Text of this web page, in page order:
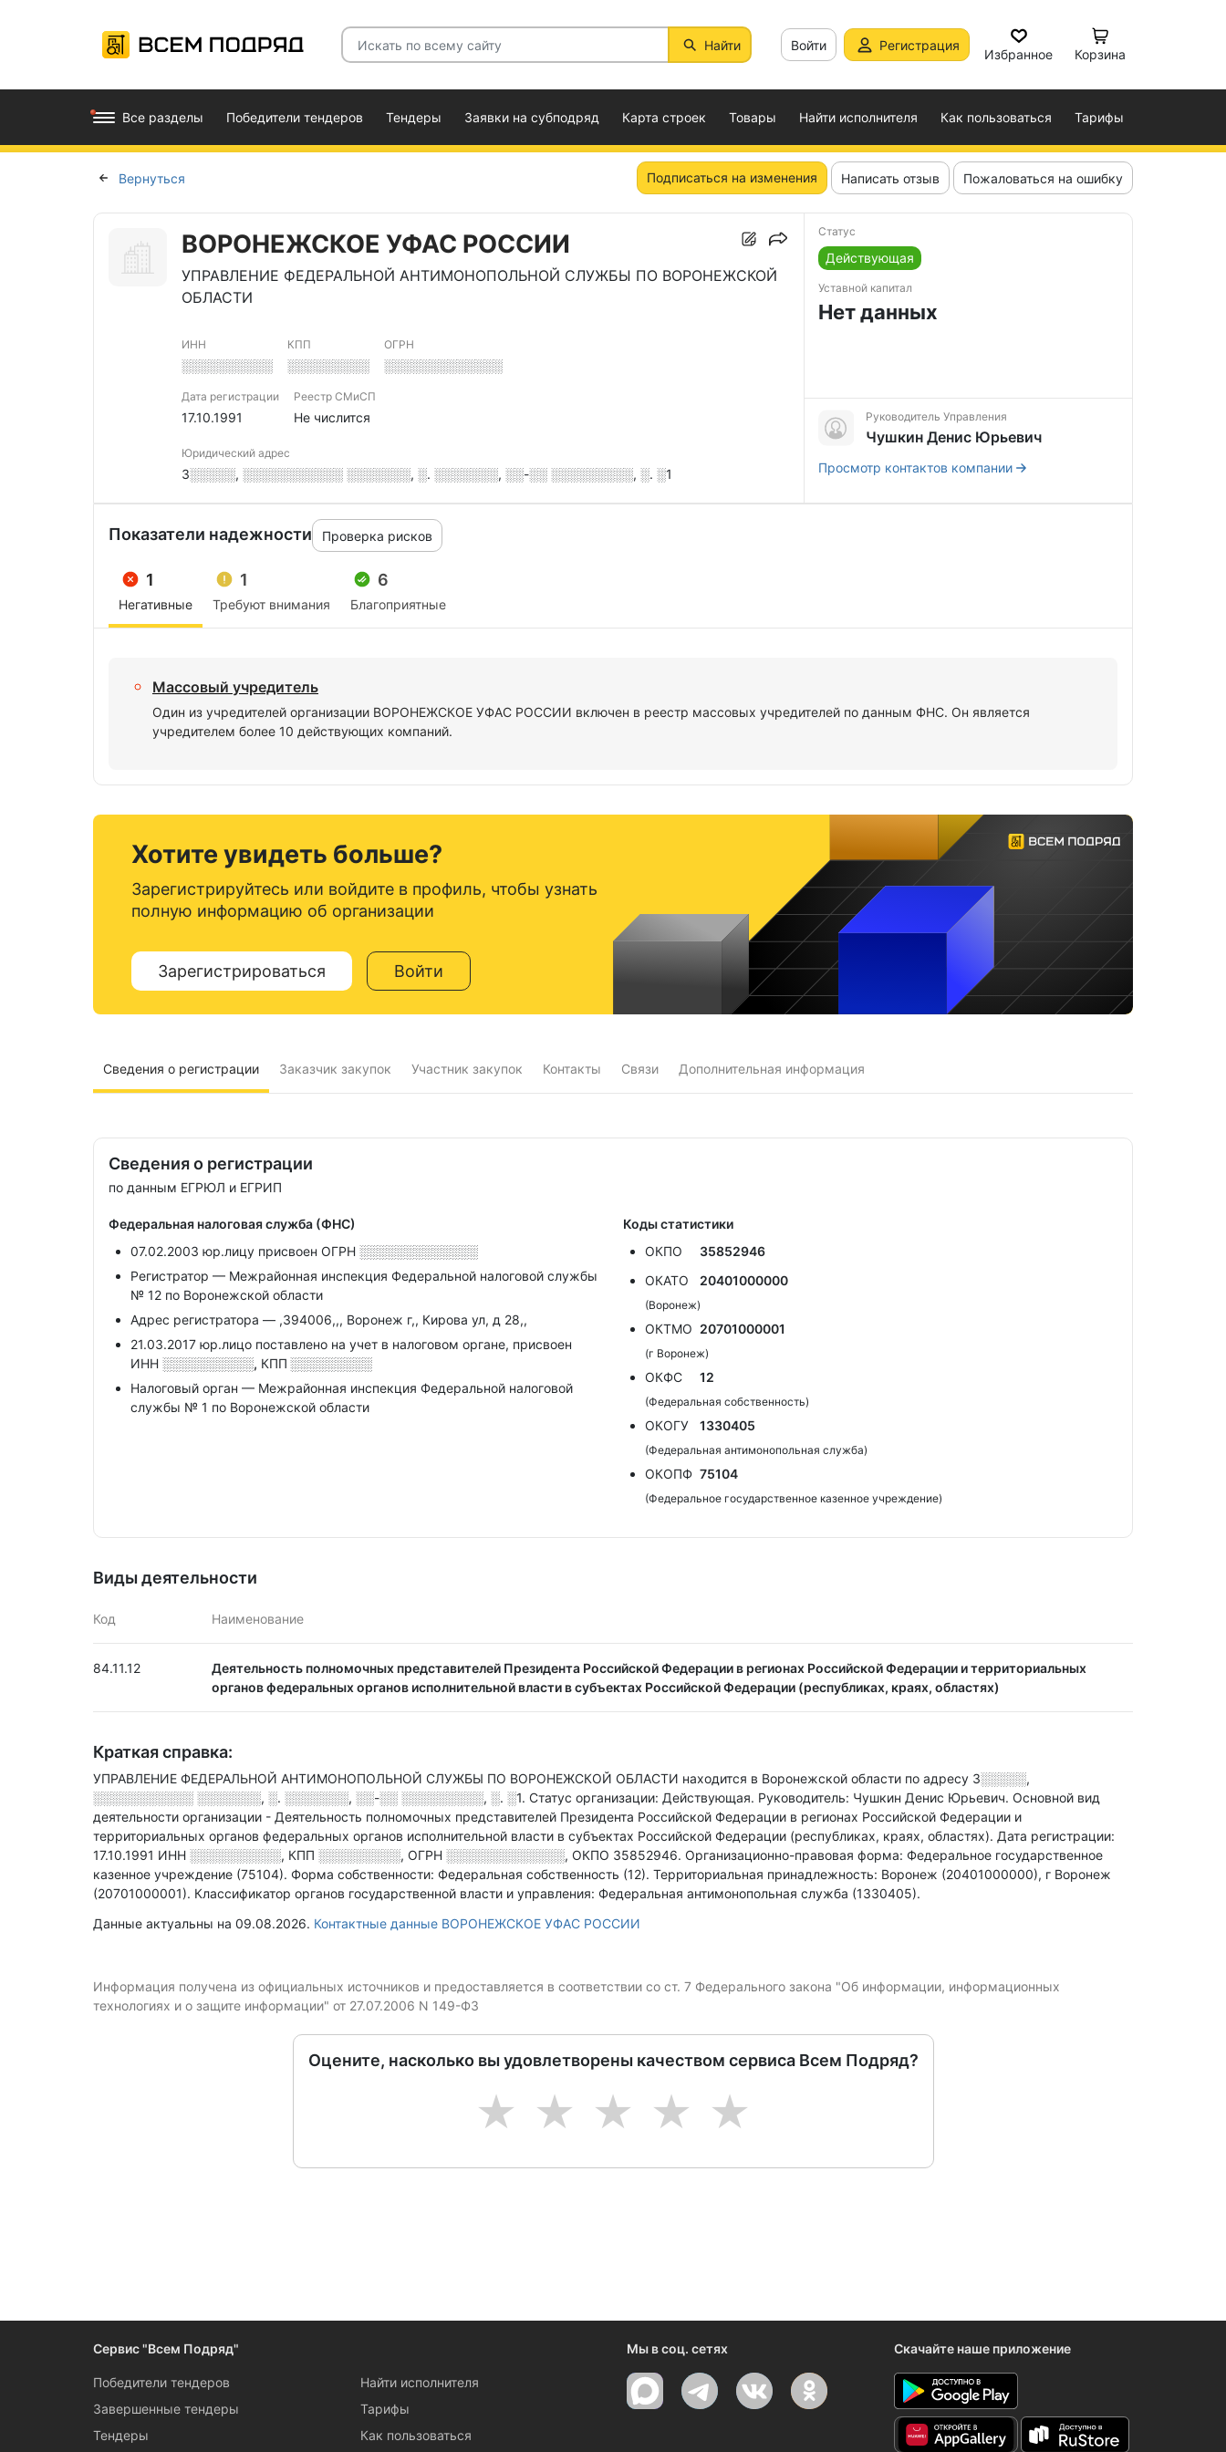
Найти Войти Регистрация
Избранное Корзина
Все разделы Победители тендеров Тендеры Заявки на субподряд Карта строек Товары Найти исполнителя Как пользоваться Тарифы
Вернуться Подписаться на изменения Написать отзыв Пожаловаться на ошибку
ВОРОНЕЖСКОЕ УФАС РОССИИ
УПРАВЛЕНИЕ ФЕДЕРАЛЬНОЙ АНТИМОНОПОЛЬНОЙ СЛУЖБЫ ПО ВОРОНЕЖСКОЙ
ОБЛАСТИ
ИНН
░░░░░░░░░░
КПП
░░░░░░░░░
ОГРН
░░░░░░░░░░░░░
Дата регистрации
17.10.1991
Реестр СМиСП
Не числится
Юридический адрес
3░░░░░, ░░░░░░░░░░░ ░░░░░░░, ░. ░░░░░░░, ░░-░░ ░░░░░░░░░, ░. ░1
Статус
Действующая
Уставной капитал
Нет данных
Руководитель Управления
Чушкин Денис Юрьевич
Просмотр контактов компании
Показатели надежности Проверка рисков
1
Негативные
1
Требуют внимания
6
Благоприятные
Массовый учредитель
Один из учредителей организации ВОРОНЕЖСКОЕ УФАС РОССИИ включен в реестр массовых учредителей по данным ФНС. Он является
учредителем более 10 действующих компаний.
Хотите увидеть больше?
Зарегистрируйтесь или войдите в профиль, чтобы узнать
полную информацию об организации
Зарегистрироваться Войти
Сведения о регистрации Заказчик закупок Участник закупок Контакты Связи Дополнительная информация
Сведения о регистрации
по данным ЕГРЮЛ и ЕГРИП
Федеральная налоговая служба (ФНС)
07.02.2003 юр.лицу присвоен ОГРН ░░░░░░░░░░░░░
Регистратор — Межрайонная инспекция Федеральной налоговой службы
№ 12 по Воронежской области
Адрес регистратора — ,394006,,, Воронеж г,, Кирова ул, д 28,,
21.03.2017 юр.лицо поставлено на учет в налоговом органе, присвоен
ИНН ░░░░░░░░░░, КПП ░░░░░░░░░
Налоговый орган — Межрайонная инспекция Федеральной налоговой
службы № 1 по Воронежской области
Коды статистики
ОКПО
35852946
ОКАТО
20401000000
(Воронеж)
ОКТМО 20701000001
(г Воронеж)
ОКФС 12
(Федеральная собственность)
ОКОГУ 1330405
(Федеральная антимонопольная служба)
ОКОПФ 75104
(Федеральное государственное казенное учреждение)
Виды деятельности
Код Наименование
84.11.12
Деятельность полномочных представителей Президента Российской Федерации в регионах Российской Федерации и территориальных
органов федеральных органов исполнительной власти в субъектах Российской Федерации (республиках, краях, областях)
Краткая справка:
УПРАВЛЕНИЕ ФЕДЕРАЛЬНОЙ АНТИМОНОПОЛЬНОЙ СЛУЖБЫ ПО ВОРОНЕЖСКОЙ ОБЛАСТИ находится в Воронежской области по адресу 3░░░░░,
░░░░░░░░░░░ ░░░░░░░, ░. ░░░░░░░, ░░-░░ ░░░░░░░░░, ░. ░1. Статус организации: Действующая. Руководитель: Чушкин Денис Юрьевич. Основной вид
деятельности организации - Деятельность полномочных представителей Президента Российской Федерации в регионах Российской Федерации и
территориальных органов федеральных органов исполнительной власти в субъектах Российской Федерации (республиках, краях, областях). Дата регистрации:
17.10.1991 ИНН ░░░░░░░░░░, КПП ░░░░░░░░░, ОГРН ░░░░░░░░░░░░░, ОКПО 35852946. Организационно-правовая форма: Федеральное государственное
казенное учреждение (75104). Форма собственности: Федеральная собственность (12). Территориальная принадлежность: Воронеж (20401000000), г Воронеж
(20701000001). Классификатор органов государственной власти и управления: Федеральная антимонопольная служба (1330405).
Данные актуальны на 09.08.2026. Контактные данные ВОРОНЕЖСКОЕ УФАС РОССИИ
Информация получена из официальных источников и предоставляется в соответствии со ст. 7 Федерального закона "Об информации, информационных
технологиях и о защите информации" от 27.07.2006 N 149-ФЗ
Оцените, насколько вы удовлетворены качеством сервиса Всем Подряд?
5
4
3
2
1
Сервис "Всем Подряд"
Победители тендеров
Завершенные тендеры
Тендеры
Найти исполнителя
Тарифы
Как пользоваться
Мы в соц. сетях Скачайте наше приложение